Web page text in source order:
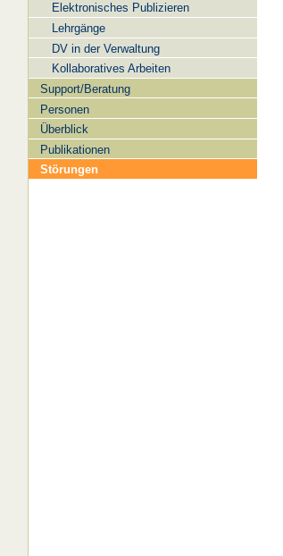
Elektronisches Publizieren
Lehrgänge
DV in der Verwaltung
Kollaboratives Arbeiten
Support/Beratung
Personen
Überblick
Publikationen
Störungen